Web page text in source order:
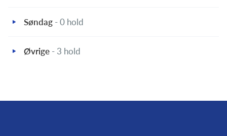
Søndag - 0 hold
Øvrige - 3 hold